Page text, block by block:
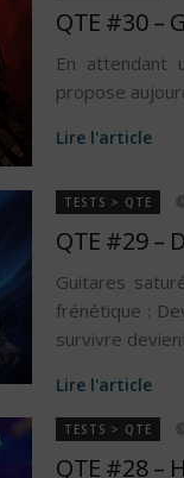
QTE #30 –
En attendant
propose
Lire l'article
TESTS > QTE
QTE #29 –
Guitares
frénétique :
survivre
Lire l'article
TESTS > QTE
QTE #28 –